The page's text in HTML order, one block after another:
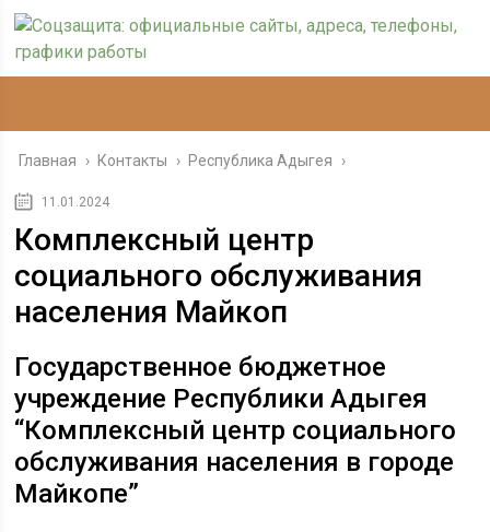
Главная › Контакты › Республика Адыгея ›
11.01.2024
Комплексный центр
социального обслуживания
населения Майкоп
Государственное бюджетное
учреждение Республики Адыгея
“Комплексный центр социального
обслуживания населения в городе
Майкопе”